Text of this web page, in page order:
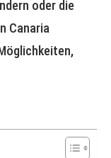
oder die
Canaria